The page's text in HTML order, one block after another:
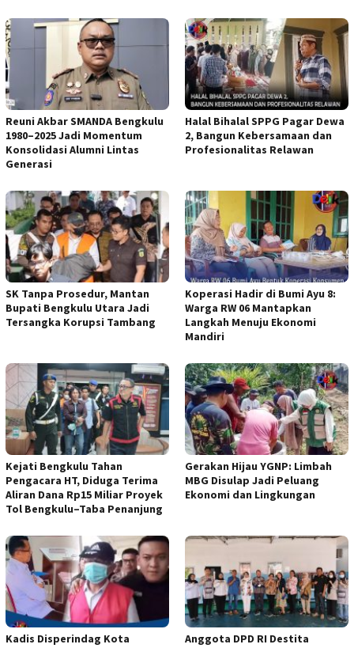
Reuni Akbar SMANDA Bengkulu
1980–2025 Jadi Momentum
Konsolidasi Alumni Lintas
Generasi
Halal Bihalal SPPG Pagar Dewa
2, Bangun Kebersamaan dan
Profesionalitas Relawan
SK Tanpa Prosedur, Mantan
Bupati Bengkulu Utara Jadi
Tersangka Korupsi Tambang
Koperasi Hadir di Bumi Ayu 8:
Warga RW 06 Mantapkan
Langkah Menuju Ekonomi
Mandiri
Kejati Bengkulu Tahan
Pengacara HT, Diduga Terima
Aliran Dana Rp15 Miliar Proyek
Tol Bengkulu–Taba Penanjung
Gerakan Hijau YGNP: Limbah
MBG Disulap Jadi Peluang
Ekonomi dan Lingkungan
Kadis Disperindag Kota
Anggota DPD RI Destita